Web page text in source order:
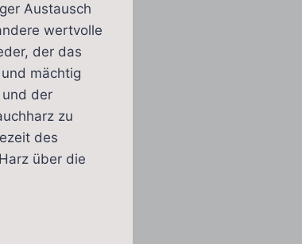
Austausch
wertvolle
der das
mächtig
und der
zu
des
über die